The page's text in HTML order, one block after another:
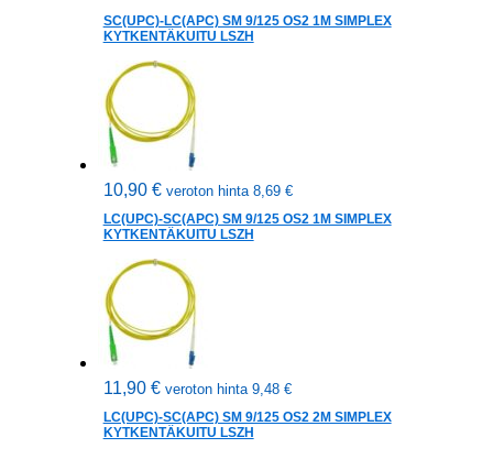
SC(UPC)-LC(APC) SM 9/125 OS2 1M SIMPLEX
KYTKENTÄKUITU LSZH
10,90 € veroton hinta 8,69 €
LC(UPC)-SC(APC) SM 9/125 OS2 1M SIMPLEX
KYTKENTÄKUITU LSZH
11,90 € veroton hinta 9,48 €
LC(UPC)-SC(APC) SM 9/125 OS2 2M SIMPLEX
KYTKENTÄKUITU LSZH